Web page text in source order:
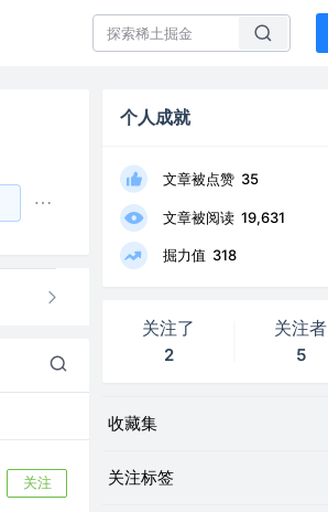
关注
个人成就
文章被点赞 35
文章被阅读 19,631
掘力值 318
关注了
2
关注者
5
收藏集
关注标签